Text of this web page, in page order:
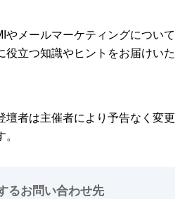
やメールマーケティングについて
役立つ知識やヒントをお届けいた
者は主催者により予告なく変更
るお問い合わせ先